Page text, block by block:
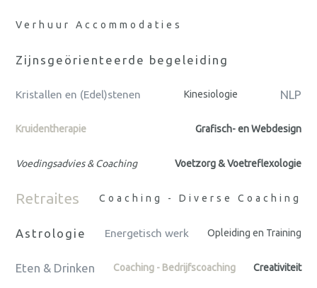
Verhuur Accommodaties
Zijnsgeörienteerde begeleiding
Kristallen en (Edel)stenen Kinesiologie NLP
Kruidentherapie Grafisch- en Webdesign
Voedingsadvies & Coaching Voetzorg & Voetreflexologie
Retraites Coaching - Diverse Coaching
Astrologie Energetisch werk Opleiding en Training
Eten & Drinken Coaching - Bedrijfscoaching Creativiteit